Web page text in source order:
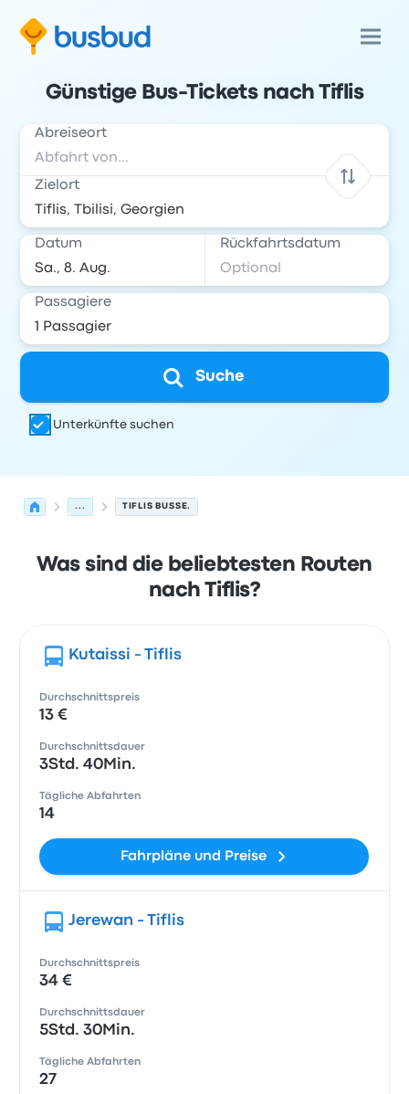
Günstige Bus-Tickets nach Tiflis
Abreiseort
Zielort
Datum Rückfahrtsdatum
Passagiere
Suche
Unterkünfte suchen
... TIFLIS BUSSE.
Was sind die beliebtesten Routen
nach Tiflis?
Kutaissi - Tiflis
Durchschnittspreis
13 €
Durchschnittsdauer
3Std. 40Min.
Tägliche Abfahrten
14
Fahrpläne und Preise
Jerewan - Tiflis
Durchschnittspreis
34 €
Durchschnittsdauer
5Std. 30Min.
Tägliche Abfahrten
27